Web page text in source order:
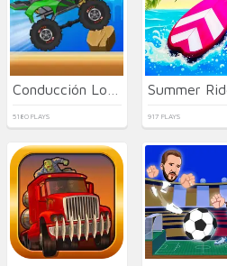
5180 PLAYS 917 PLAYS